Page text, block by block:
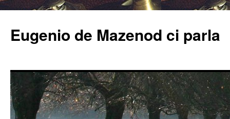
Eugenio de Mazenod ci parla